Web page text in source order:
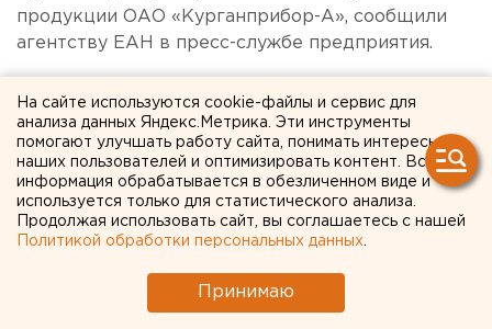
продукции ОАО «Курганприбор-А», сообщили
агентству ЕАН в пресс-службе предприятия.
Курган. В два раза увеличивает выпуск продукции
ОАО «Курганприбор-А», сообщили агентству ЕАН в
пресс-службе предприятия. Планируется наладить
изготовление приставки (ресивера) для приема
цифрового сигнала на аналоговых телевизорах.
Губернатор Олег Богомолов высказал готовность
обсудить данный вопрос с министром
информационных технологий и связи Леонидом
Рейманом, чтобы заручиться одобрением проекта
На сайте используются cookie-файлы и сервис для
анализа данных Яндекс.Метрика. Эти инструменты
помогают улучшать работу сайта, понимать интересы
наших пользователей и оптимизировать контент. Вся
информация обрабатывается в обезличенном виде и
используется только для статистического анализа.
Продолжая использовать сайт, вы соглашаетесь с нашей
Политикой обработки персональных данных
Принимаю